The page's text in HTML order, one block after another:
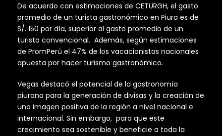
De acuerdo con estimaciones de CETURGH, el gasto
promedio de un turista gastronómico en Piura es de
S/. 150 por día, superior al gasto promedio de un
turista convencional. Además, según estimaciones
de PromPerú el 47% de los vacacionistas nacionales
apuesta por hacer turismo gastronómico.
Vegas destacó el potencial de la gastronomía
piurana para la generación de divisas y la creación de
una imagen positiva de la región a nivel nacional e
internacional. Sin embargo, para que este
crecimiento sea sostenible y beneficie a toda la